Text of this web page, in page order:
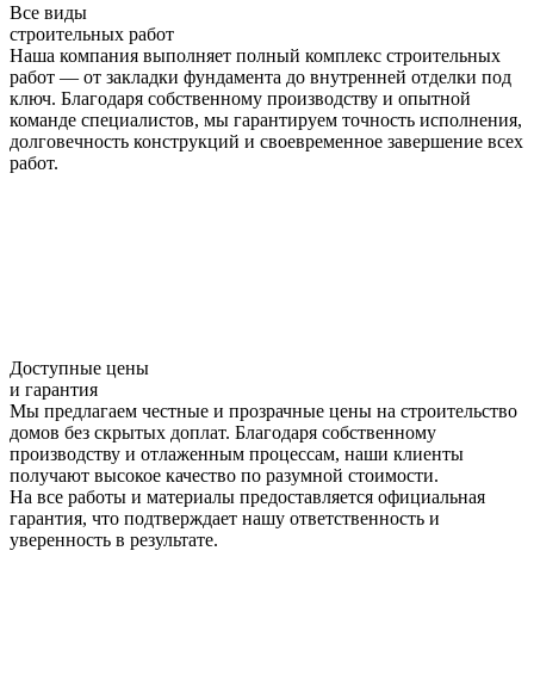
Все виды
строительных работ
Наша компания выполняет полный комплекс строительных
работ — от закладки фундамента до внутренней отделки под
ключ. Благодаря собственному производству и опытной
команде специалистов, мы гарантируем точность исполнения,
долговечность конструкций и своевременное завершение всех
работ.
Доступные цены
и гарантия
Мы предлагаем честные и прозрачные цены на строительство
домов без скрытых доплат. Благодаря собственному
производству и отлаженным процессам, наши клиенты
получают высокое качество по разумной стоимости.
На все работы и материалы предоставляется официальная
гарантия, что подтверждает нашу ответственность и
уверенность в результате.